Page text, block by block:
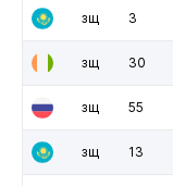
зщ 3
зщ 30
зщ 55
зщ 13